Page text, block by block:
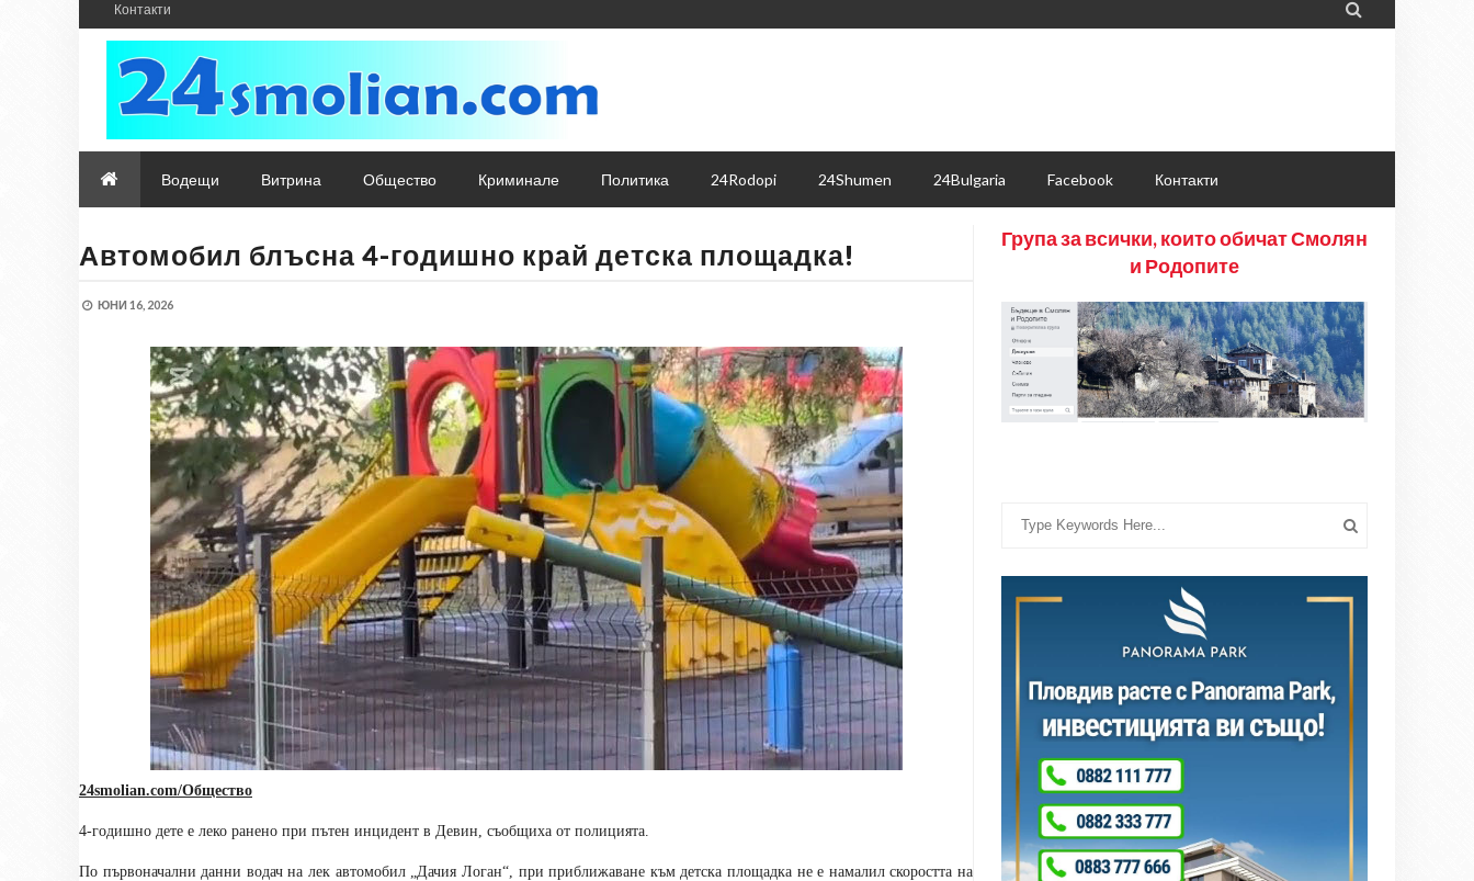
Контакти 
Водещи Витрина Общество Криминале Политика 24Rodopi 24Shumen 24Bulgaria Facebook Контакти
Автомобил блъсна 4-годишно край детска площадка!
ЮНИ 16, 2026
24smolian.com/Общество
4-годишно дете е леко ранено при пътен инцидент в Девин, съобщиха от полицията.
По първоначални данни водач на лек автомобил „Дачия Логан“, при приближаване към детска площадка не е намалил скоростта на
Група за всички, които обичат Смолян
и Родопите